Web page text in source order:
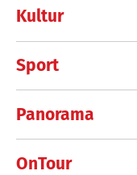
Kultur
Sport
Panorama
OnTour